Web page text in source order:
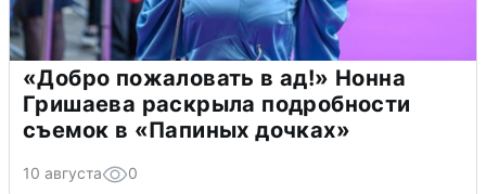
«Добро пожаловать в ад!» Нонна
Гришаева раскрыла подробности
съемок в «Папиных дочках»
10 августа 0